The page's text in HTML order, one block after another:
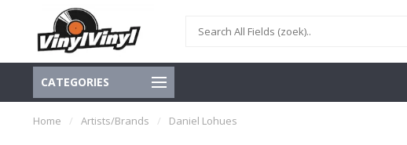
CATEGORIES
Home / Artists/Brands / Daniel Lohues